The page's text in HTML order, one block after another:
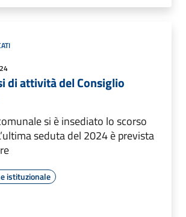
di attività del Consiglio
si è insediato lo scorso
seduta del 2024 è prevista
istituzionale